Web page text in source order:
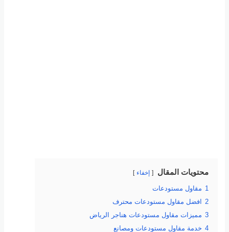
محتويات المقال إخفاء
1 مقاول مستودعات
2
افضل مقاول مستودعات محترف
3 مميزات مقاول مستودعات هناجر الرياض
4 خدمة مقاول مستودعات ومصانع